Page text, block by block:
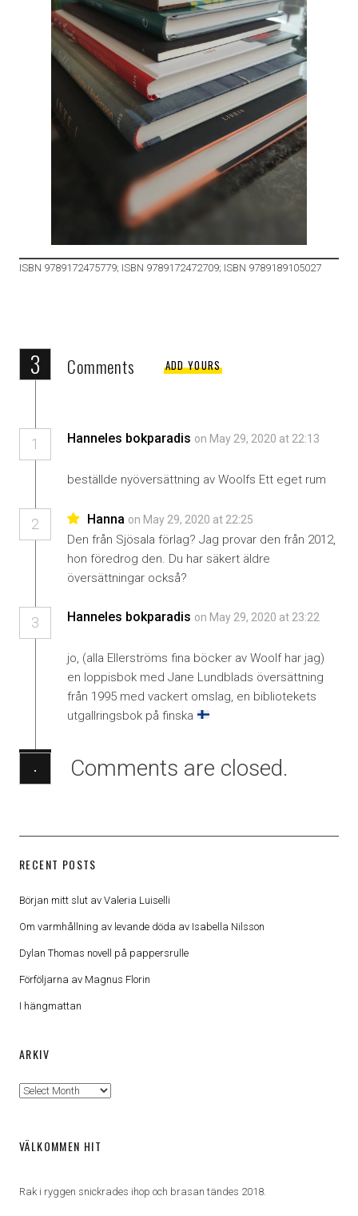
ISBN 9789172475779; ISBN 9789172472709; ISBN 9789189105027
3 Comments ADD YOURS
1 Hanneles bokparadis on May 29, 2020 at 22:13
beställde nyöversättning av Woolfs Ett eget rum
2 Hanna on May 29, 2020 at 22:25
Den från Sjösala förlag? Jag provar den från 2012,
hon föredrog den. Du har säkert äldre
översättningar också?
3 Hanneles bokparadis on May 29, 2020 at 23:22
jo, (alla Ellerströms fina böcker av Woolf har jag)
en loppisbok med Jane Lundblads översättning
från 1995 med vackert omslag, en bibliotekets
utgallringsbok på finska
· Comments are closed.
RECENT POSTS
Början mitt slut av Valeria Luiselli
Om varmhållning av levande döda av Isabella Nilsson
Dylan Thomas novell på pappersrulle
Förföljarna av Magnus Florin
I hängmattan
ARKIV
Arkiv
VÄLKOMMEN HIT
Rak i ryggen snickrades ihop och brasan tändes 2018.